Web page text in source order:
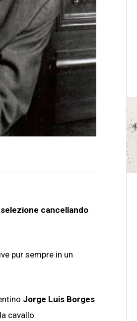
cancellando
pur sempre in un
Jorge Luis Borges
cavallo.